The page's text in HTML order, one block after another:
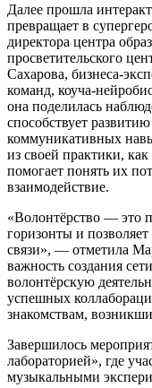
Далее прошла
превращает в
директора центра
просветительского
Сахарова, бизнеса-
команд, коуча-
она поделилась
способствует
коммуникативных
из своей практики,
помогает понять их
взаимодействие.
«Волонтёрство — это
горизонты и
связи», — отметила
важность создания
волонтёрскую
успешных
знакомствам,
Завершилось
лабораторией», где
музыкальными